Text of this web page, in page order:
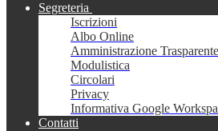
Segreteria
Iscrizioni
Albo Online
Amministrazione Trasparente
Modulistica
Circolari
Privacy
Informativa Google
Contatti